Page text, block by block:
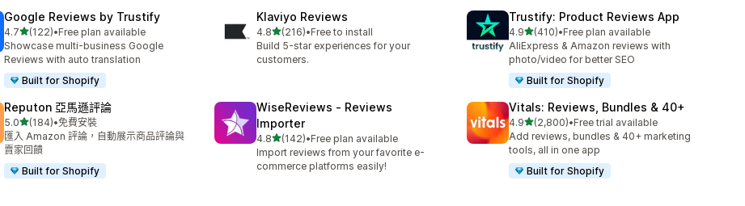
Google Reviews by Trustify
4.7滿分 5 顆星
(122)
共有 122 則評價
•Free plan available
Showcase multi-business Google
Reviews with auto translation
Built for Shopify
Klaviyo Reviews
4.8滿分 5 顆星
(216)
共有 216 則評價
•Free to install
Build 5-star experiences for your
customers.
Trustify: Product Reviews App
4.9滿分 5 顆星
(410)
共有 410 則評價
•Free plan available
AliExpress & Amazon reviews with
photo/video for better SEO
Built for Shopify
Reputon 亞馬遜評論
5.0滿分 5 顆星
(184)
共有 184 則評價
•免費安裝
匯入 Amazon 評論，自動展示商品評論與
賣家回饋
Built for Shopify
WiseReviews ‑ Reviews
Importer
4.8滿分 5 顆星
(142)
共有 142 則評價
•Free plan available
Import reviews from your favorite e-
commerce platforms easily!
Vitals: Reviews, Bundles & 40+
4.9滿分 5 顆星
(2,800)
共有 2800 則評價
•Free trial available
Add reviews, bundles & 40+ marketing
tools, all in one app
Built for Shopify